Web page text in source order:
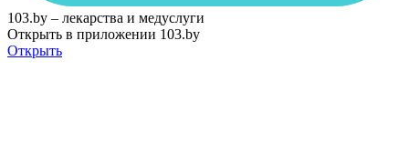
103.by – лекарства и медуслуги
Открыть в приложении 103.by
Открыть